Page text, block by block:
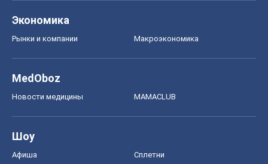
Экономика
Рынки и компании Mакроэкономика
MedOboz
Новости медицины MAMACLUB
Шоу
Афиша Сплетни